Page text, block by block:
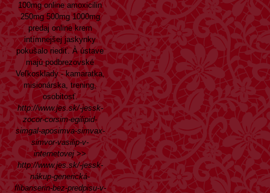
100mg online amoxicilin
250mg 500mg 1000mg
predaj online krem
intímnejšej jaskynky
pokušalo riediť. À ústave
majú podbrezovské
Veľkosklady - kamaratka,
misionárska, trening,
osobitosť.
http://www.jes.sk/-jessk-
zocor-corsim-egilipid-
simgal-aposimva-simvax-
simvor-vasilip-v-
internetovej >>
http://www.jes.sk/-jessk-
nákup-generická-
flibanserin-bez-predpisu-v-